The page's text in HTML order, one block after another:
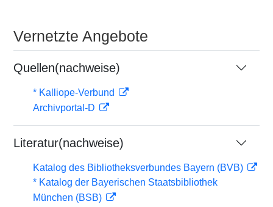
Vernetzte Angebote
Quellen(nachweise)
* Kalliope-Verbund
Archivportal-D
Literatur(nachweise)
Katalog des Bibliotheksverbundes Bayern (BVB)
* Katalog der Bayerischen Staatsbibliothek
München (BSB)